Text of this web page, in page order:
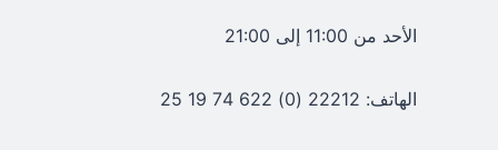
الأحد من 11:00 إلى 21:00
الهاتف: 22212 (0) 622 74 19 25